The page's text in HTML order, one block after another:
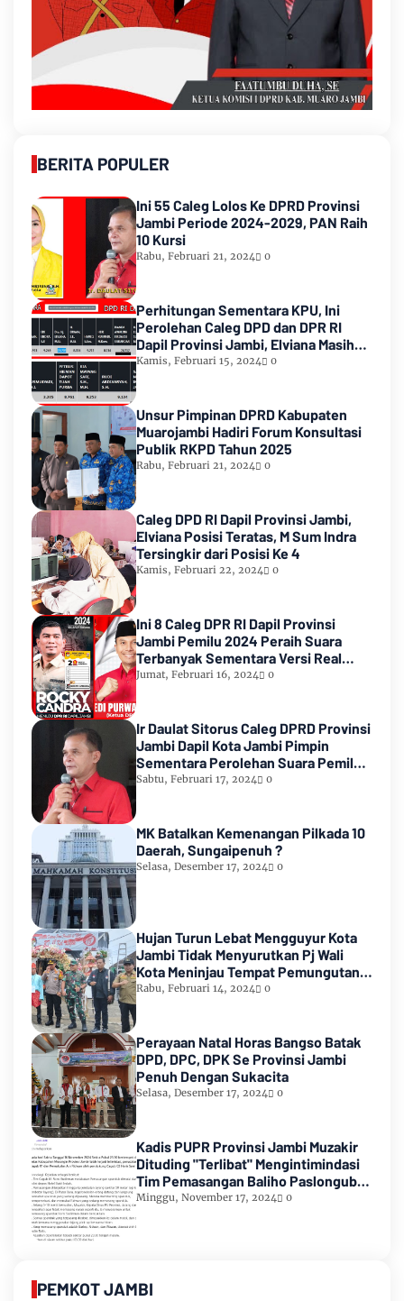
BERITA POPULER
Ini 55 Caleg Lolos Ke DPRD Provinsi
Jambi Periode 2024-2029, PAN Raih
10 Kursi
Rabu, Februari 21, 2024 0
Perhitungan Sementara KPU, Ini
Perolehan Caleg DPD dan DPR RI
Dapil Provinsi Jambi, Elviana Masih
Urutan Kedua Teratas
Kamis, Februari 15, 2024 0
Unsur Pimpinan DPRD Kabupaten
Muarojambi Hadiri Forum Konsultasi
Publik RKPD Tahun 2025
Rabu, Februari 21, 2024 0
Caleg DPD RI Dapil Provinsi Jambi,
Elviana Posisi Teratas, M Sum Indra
Tersingkir dari Posisi Ke 4
Kamis, Februari 22, 2024 0
Ini 8 Caleg DPR RI Dapil Provinsi
Jambi Pemilu 2024 Peraih Suara
Terbanyak Sementara Versi Real
Count KPU RI
Jumat, Februari 16, 2024 0
Ir Daulat Sitorus Caleg DPRD Provinsi
Jambi Dapil Kota Jambi Pimpin
Sementara Perolehan Suara Pemilu
2024
Sabtu, Februari 17, 2024 0
MK Batalkan Kemenangan Pilkada 10
Daerah, Sungaipenuh ?
Selasa, Desember 17, 2024 0
Hujan Turun Lebat Mengguyur Kota
Jambi Tidak Menyurutkan Pj Wali
Kota Meninjau Tempat Pemungutan
Suara Pemilu 2024
Rabu, Februari 14, 2024 0
Perayaan Natal Horas Bangso Batak
DPD, DPC, DPK Se Provinsi Jambi
Penuh Dengan Sukacita
Selasa, Desember 17, 2024 0
Kadis PUPR Provinsi Jambi Muzakir
Dituding "Terlibat" Mengintimindasi
Tim Pemasangan Baliho Paslongub
Romi-Sudirman
Minggu, November 17, 2024 0
PEMKOT JAMBI